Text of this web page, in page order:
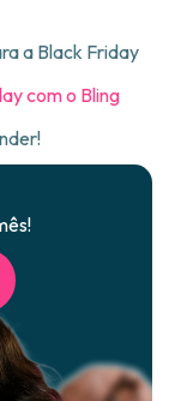
a Black Friday
com o Bling